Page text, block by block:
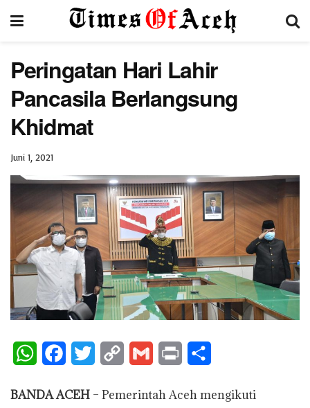
Peringatan Hari Lahir
Pancasila Berlangsung
Khidmat
Juni 1, 2021
W
a
c
p
a
i
a
BANDA ACEH – Pemerintah Aceh mengikuti